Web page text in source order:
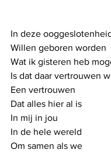
In deze
Willen geboren worden
Wat ik gisteren heb
Is dat daar vertrouwen
Een vertrouwen
Dat alles hier al is
In mij in jou
In de hele wereld
Om samen als we